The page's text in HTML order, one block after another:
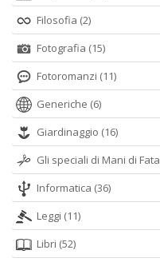
Filosofia (2)
Fotografia (15)
Fotoromanzi (11)
Generiche (6)
Giardinaggio (16)
Gli speciali di Mani di Fata
Informatica (36)
Leggi (11)
Libri (52)